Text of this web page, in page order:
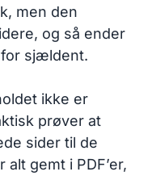
men den
og så ender
for sjældent.
ikke er
prøver at
sider til de
gemt i PDF’er,